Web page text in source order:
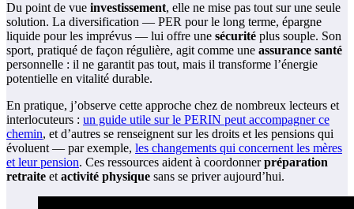
Du point de vue investissement, elle ne mise pas tout sur une seule
solution. La diversification — PER pour le long terme, épargne
liquide pour les imprévus — lui offre une sécurité plus souple. Son
sport, pratiqué de façon régulière, agit comme une assurance santé
personnelle : il ne garantit pas tout, mais il transforme l’énergie
potentielle en vitalité durable.
En pratique, j’observe cette approche chez de nombreux lecteurs et
interlocuteurs : un guide utile sur le PERIN peut accompagner ce
chemin, et d’autres se renseignent sur les droits et les pensions qui
évoluent — par exemple, les changements qui concernent les mères
et leur pension. Ces ressources aident à coordonnerpréparation
retraite et activité physique sans se priver aujourd’hui.